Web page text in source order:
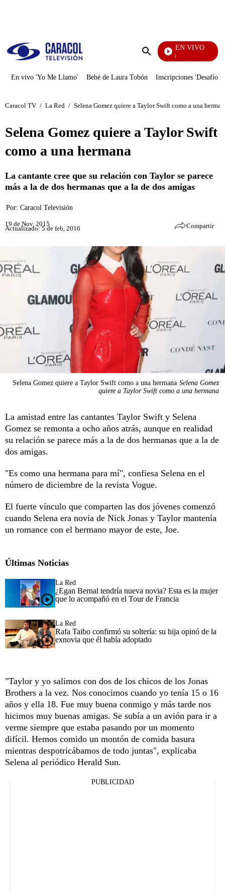
Enviar
EN VIVO
Noticias Caracol
En vivo 'Yo Me Llamo' Bebé de Laura Tobón Inscripciones 'Desafío'
Caracol TV / La Red / Selena Gomez quiere a Taylor Swift como a una
Selena Gomez quiere a Taylor Swift
como a una hermana
La cantante cree que su relación con Taylor se parece
más a la de dos hermanas que a la de dos amigas
Por: Caracol Televisión
19 de Nov, 2015
Actualizado: 5 de feb, 2016 Compartir
Selena Gomez quiere a Taylor Swift como a una hermana Selena Gomez
quiere a Taylor Swift como a una hermana
La amistad entre las cantantes Taylor Swift y Selena
Gomez se remonta a ocho años atrás, aunque en realidad
su relación se parece más a la de dos hermanas que a la de
dos amigas.
"Es como una hermana para mí", confiesa Selena en el
número de diciembre de la revista Vogue.
El fuerte vínculo que comparten las dos jóvenes comenzó
cuando Selena era novia de Nick Jonas y Taylor mantenía
un romance con el hermano mayor de este, Joe.
Últimas Noticias
La Red
¿Egan Bernal tendría nueva novia? Esta es la mujer
que lo acompañó en el Tour de Francia
La Red
Rafa Taibo confirmó su soltería: su hija opinó de la
exnovia que él había adoptado
"Taylor y yo salimos con dos de los chicos de los Jonas
Brothers a la vez. Nos conocimos cuando yo tenía 15 o 16
años y ella 18. Fue muy buena conmigo y más tarde nos
hicimos muy buenas amigas. Se subía a un avión para ir a
verme siempre que estaba pasando por un momento
difícil. Hemos comido un montón de comida basura
mientras despotricábamos de todo juntas", explicaba
Selena al periódico Herald Sun.
PUBLICIDAD